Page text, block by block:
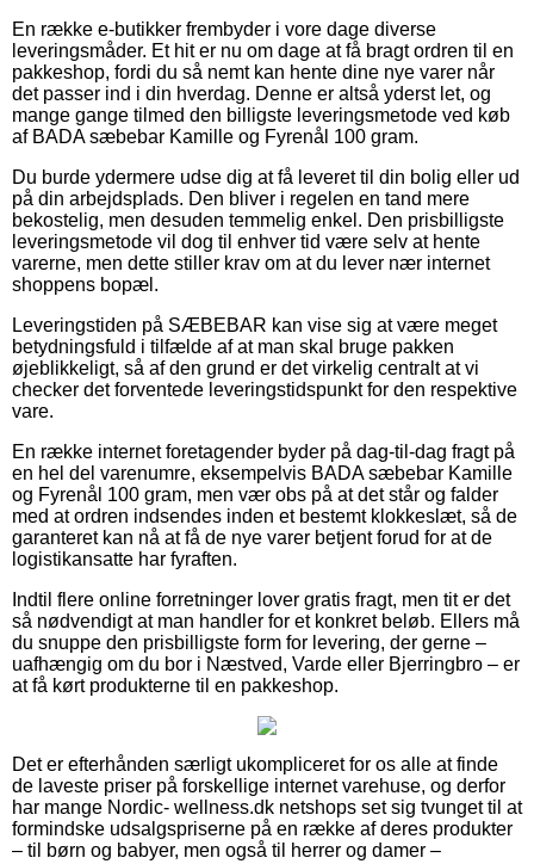
En række e-butikker frembyder i vore dage diverse
leveringsmåder. Et hit er nu om dage at få bragt ordren til en
pakkeshop, fordi du så nemt kan hente dine nye varer når
det passer ind i din hverdag. Denne er altså yderst let, og
mange gange tilmed den billigste leveringsmetode ved køb
af BADA sæbebar Kamille og Fyrenål 100 gram.
Du burde ydermere udse dig at få leveret til din bolig eller ud
på din arbejdsplads. Den bliver i regelen en tand mere
bekostelig, men desuden temmelig enkel. Den prisbilligste
leveringsmetode vil dog til enhver tid være selv at hente
varerne, men dette stiller krav om at du lever nær internet
shoppens bopæl.
Leveringstiden på SÆBEBAR kan vise sig at være meget
betydningsfuld i tilfælde af at man skal bruge pakken
øjeblikkeligt, så af den grund er det virkelig centralt at vi
checker det forventede leveringstidspunkt for den respektive
vare.
En række internet foretagender byder på dag-til-dag fragt på
en hel del varenumre, eksempelvis BADA sæbebar Kamille
og Fyrenål 100 gram, men vær obs på at det står og falder
med at ordren indsendes inden et bestemt klokkeslæt, så de
garanteret kan nå at få de nye varer betjent forud for at de
logistikansatte har fyraften.
Indtil flere online forretninger lover gratis fragt, men tit er det
så nødvendigt at man handler for et konkret beløb. Ellers må
du snuppe den prisbilligste form for levering, der gerne –
uafhængig om du bor i Næstved, Varde eller Bjerringbro – er
at få kørt produkterne til en pakkeshop.
Det er efterhånden særligt ukompliceret for os alle at finde
de laveste priser på forskellige internet varehuse, og derfor
har mange Nordic- wellness.dk netshops set sig tvunget til at
formindske udsalgspriserne på en række af deres produkter
– til børn og babyer, men også til herrer og damer –